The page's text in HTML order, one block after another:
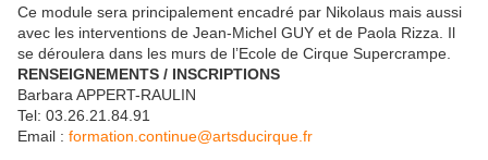
Ce module sera principalement encadré par Nikolaus mais aussi
avec les interventions de Jean-Michel GUY et de Paola Rizza. Il
se déroulera dans les murs de l’Ecole de Cirque Supercrampe.
RENSEIGNEMENTS / INSCRIPTIONS
Barbara APPERT-RAULIN
Tel: 03.26.21.84.91
Email : formation.continue@artsducirque.fr